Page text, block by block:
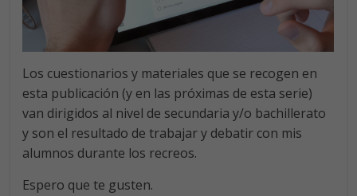
Los cuestionarios y materiales que se recogen en
esta publicación (y en las próximas de esta serie)
van dirigidos al nivel de secundaria y/o bachillerato
y son el resultado de trabajar y debatir con mis
alumnos durante los recreos.
Espero que te gusten.